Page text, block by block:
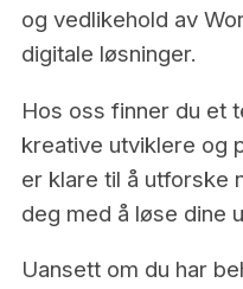
og vedlikehold av
digitale løsninger.
Hos oss finner du et
kreative utviklere og
er klare til å utforske
deg med å løse dine
Uansett om du har